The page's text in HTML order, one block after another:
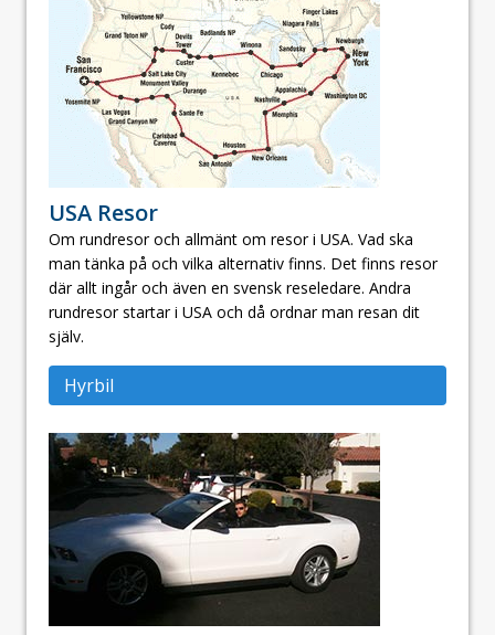
USA Resor
Om rundresor och allmänt om resor i USA. Vad ska
man tänka på och vilka alternativ finns. Det finns resor
där allt ingår och även en svensk reseledare. Andra
rundresor startar i USA och då ordnar man resan dit
själv.
Hyrbil